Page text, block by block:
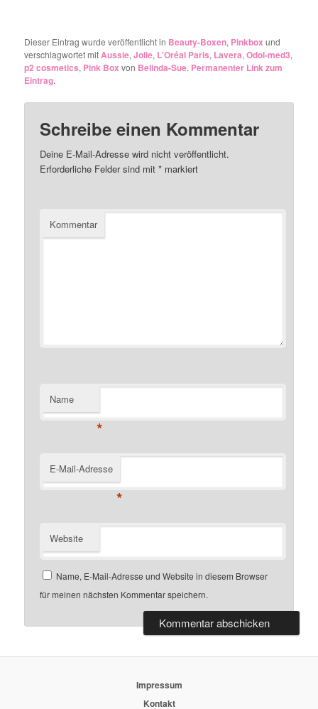
Dieser Eintrag wurde veröffentlicht in Beauty-Boxen, Pinkbox und
verschlagwortet mitAussie,Jolie, L'Oréal Paris, Lavera,Odol-med3,
p2 cosmetics, Pink Box von Belinda-Sue. Permanenter Link zum
Eintrag.
Schreibe einen Kommentar
Deine E-Mail-Adresse wird nicht veröffentlicht.
Erforderliche Felder sind mit* markiert
Kommentar
Name
*
E-Mail-Adresse
*
Website
Name, E-Mail-Adresse und Website in diesem Browser
für meinen nächsten Kommentar speichern.
Impressum
Kontakt